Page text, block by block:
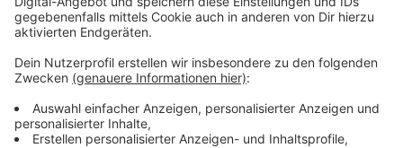
Wert unter 75 Prozent, spricht man von einer
offiziellen Unterversorgung. Liegt er jedoch über 110
Prozent, gilt dies als Überversorgung, woraufhin in der
Regel keine weiteren Niederlassungen von Hausärzten
mehr in dieser Kommune zugelassen werden.
Anzeige